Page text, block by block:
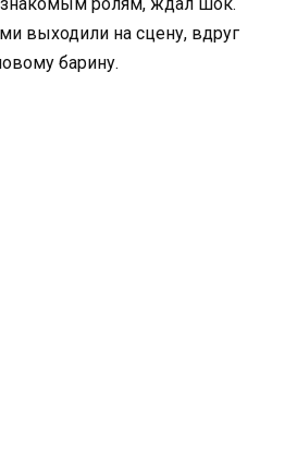
выходили на сцену, вдруг
барину.